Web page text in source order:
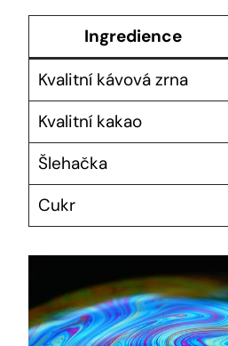
Ingredience
Kvalitní kávová zrna
Kvalitní kakao
Šlehačka
Cukr